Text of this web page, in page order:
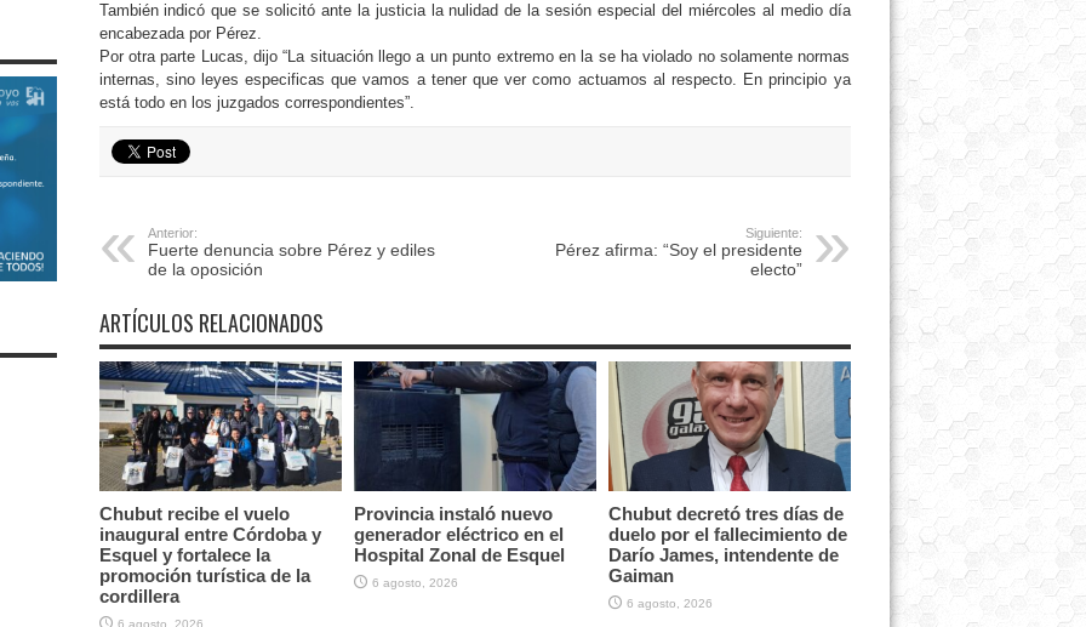
También indicó que se solicitó ante la justicia la nulidad de la sesión especial del miércoles al medio día
encabezada por Pérez.
Por otra parte Lucas, dijo “La situación llego a un punto extremo en la se ha violado no solamente normas
internas, sino leyes especificas que vamos a tener que ver como actuamos al respecto. En principio ya
está todo en los juzgados correspondientes”.
Anterior:
Fuerte denuncia sobre Pérez y ediles
de la oposición
Siguiente:
Pérez afirma: “Soy el presidente
electo”
ARTÍCULOS RELACIONADOS
Chubut recibe el vuelo
inaugural entre Córdoba y
Esquel y fortalece la
promoción turística de la
cordillera
6 agosto, 2026
Provincia instaló nuevo
generador eléctrico en el
Hospital Zonal de Esquel
6 agosto, 2026
Chubut decretó tres días de
duelo por el fallecimiento de
Darío James, intendente de
Gaiman
6 agosto, 2026